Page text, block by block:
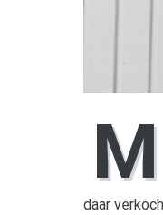
M
daar